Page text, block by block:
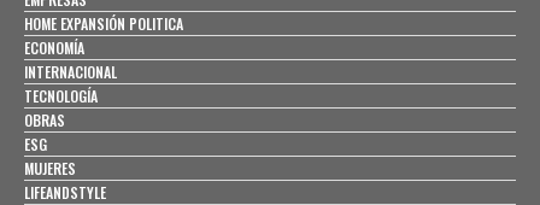
HOME EXPANSIÓN POLITICA
ECONOMÍA
INTERNACIONAL
TECNOLOGÍA
OBRAS
ESG
MUJERES
LIFEANDSTYLE